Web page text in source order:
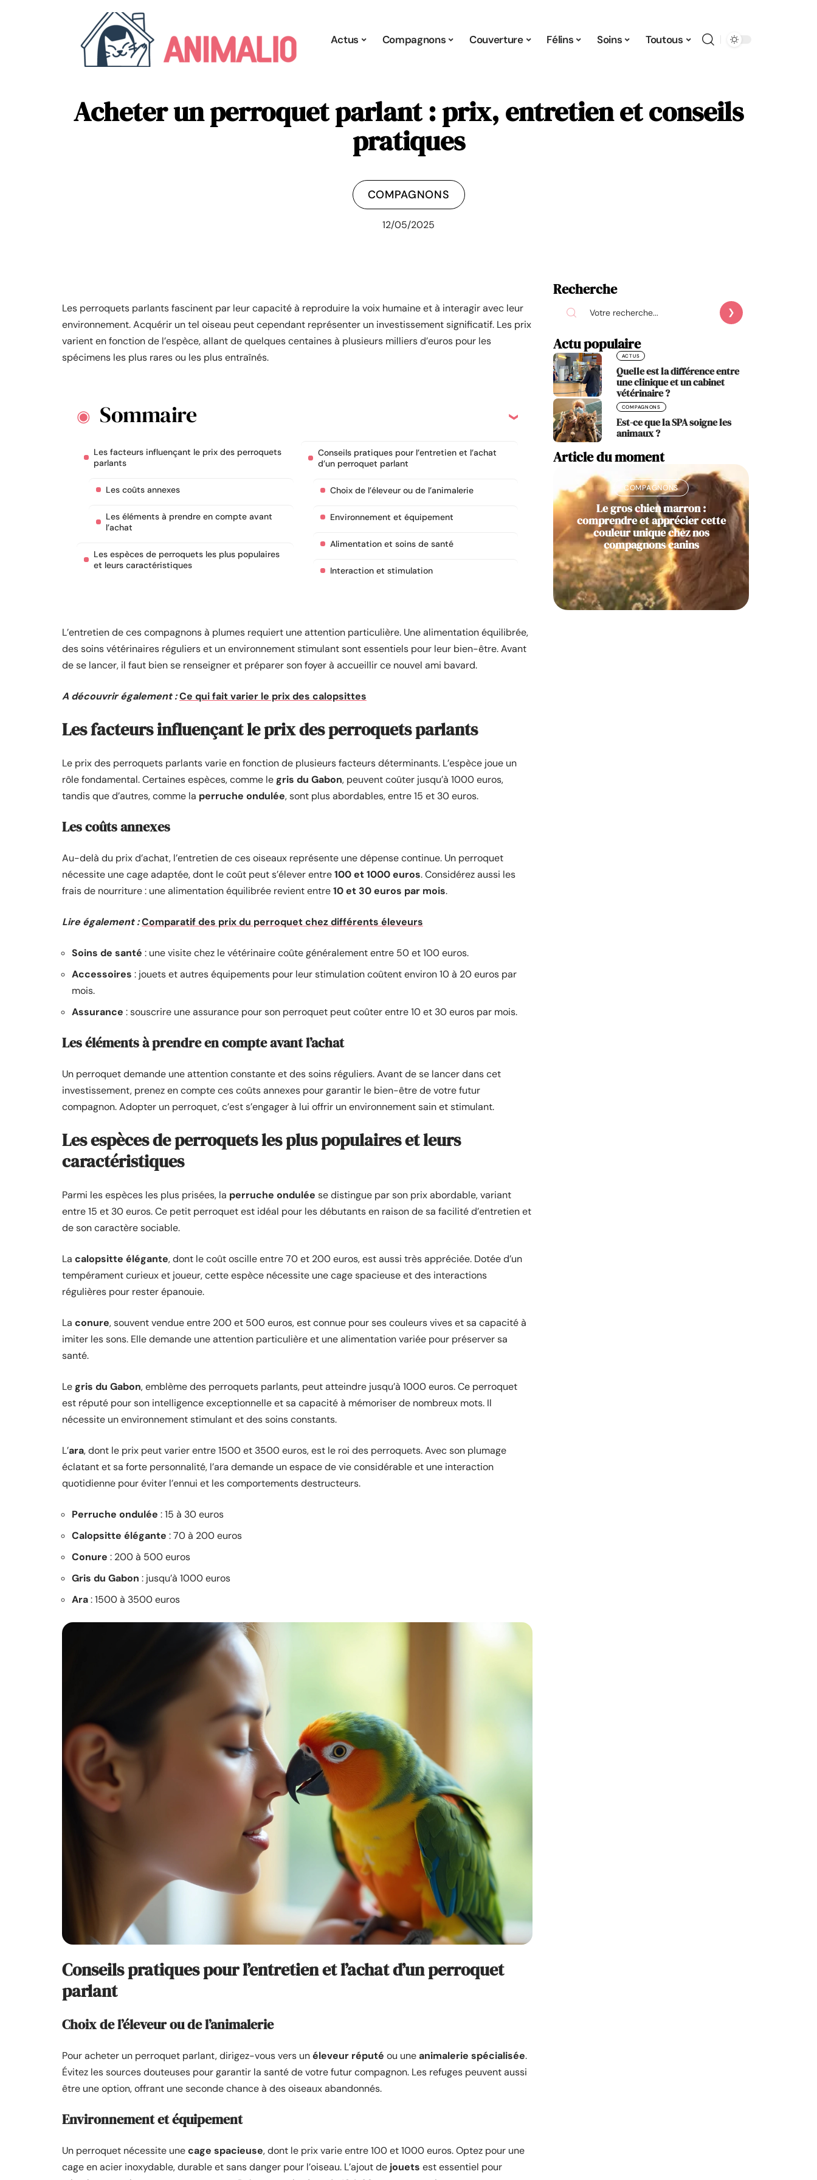
Actus Compagnons Couverture Félins Soins Toutous
Acheter un perroquet parlant : prix, entretien et conseils
pratiques
COMPAGNONS
12/05/2025
Les perroquets parlants fascinent par leur capacité à reproduire la voix humaine et à interagir avec leur
environnement. Acquérir un tel oiseau peut cependant représenter un investissement significatif. Les prix
varient en fonction de l’espèce, allant de quelques centaines à plusieurs milliers d’euros pour les
spécimens les plus rares ou les plus entraînés.
Sommaire
Les facteurs influençant le prix des perroquets
parlants
Les coûts annexes
Les éléments à prendre en compte avant
l’achat
Les espèces de perroquets les plus populaires
et leurs caractéristiques
Conseils pratiques pour l’entretien et l’achat
d’un perroquet parlant
Choix de l’éleveur ou de l’animalerie
Environnement et équipement
Alimentation et soins de santé
Interaction et stimulation
L’entretien de ces compagnons à plumes requiert une attention particulière. Une alimentation équilibrée,
des soins vétérinaires réguliers et un environnement stimulant sont essentiels pour leur bien-être. Avant
de se lancer, il faut bien se renseigner et préparer son foyer à accueillir ce nouvel ami bavard.
A découvrir également :Ce qui fait varier le prix des calopsittes
Les facteurs influençant le prix des perroquets parlants
Le prix des perroquets parlants varie en fonction de plusieurs facteurs déterminants. L’espèce joue un
rôle fondamental. Certaines espèces, comme legris du Gabon, peuvent coûter jusqu’à 1000 euros,
tandis que d’autres, comme la perruche ondulée, sont plus abordables, entre 15 et 30 euros.
Les coûts annexes
Au-delà du prix d’achat, l’entretien de ces oiseaux représente une dépense continue. Un perroquet
nécessite une cage adaptée, dont le coût peut s’élever entre100 et 1000 euros. Considérez aussi les
frais de nourriture : une alimentation équilibrée revient entre10 et 30 euros par mois.
Lire également :Comparatif des prix du perroquet chez différents éleveurs
Soins de santé : une visite chez le vétérinaire coûte généralement entre 50 et 100 euros.
Accessoires : jouets et autres équipements pour leur stimulation coûtent environ 10 à 20 euros par
mois.
Assurance : souscrire une assurance pour son perroquet peut coûter entre 10 et 30 euros par mois.
Les éléments à prendre en compte avant l’achat
Un perroquet demande une attention constante et des soins réguliers. Avant de se lancer dans cet
investissement, prenez en compte ces coûts annexes pour garantir le bien-être de votre futur
compagnon. Adopter un perroquet, c’est s’engager à lui offrir un environnement sain et stimulant.
Les espèces de perroquets les plus populaires et leurs
caractéristiques
Parmi les espèces les plus prisées, la perruche ondulée se distingue par son prix abordable, variant
entre 15 et 30 euros. Ce petit perroquet est idéal pour les débutants en raison de sa facilité d’entretien et
de son caractère sociable.
La calopsitte élégante, dont le coût oscille entre 70 et 200 euros, est aussi très appréciée. Dotée d’un
tempérament curieux et joueur, cette espèce nécessite une cage spacieuse et des interactions
régulières pour rester épanouie.
La conure, souvent vendue entre 200 et 500 euros, est connue pour ses couleurs vives et sa capacité à
imiter les sons. Elle demande une attention particulière et une alimentation variée pour préserver sa
santé.
Legris du Gabon, emblème des perroquets parlants, peut atteindre jusqu’à 1000 euros. Ce perroquet
est réputé pour son intelligence exceptionnelle et sa capacité à mémoriser de nombreux mots. Il
nécessite un environnement stimulant et des soins constants.
L’ara, dont le prix peut varier entre 1500 et 3500 euros, est le roi des perroquets. Avec son plumage
éclatant et sa forte personnalité, l’ara demande un espace de vie considérable et une interaction
quotidienne pour éviter l’ennui et les comportements destructeurs.
Perruche ondulée : 15 à 30 euros
Calopsitte élégante : 70 à 200 euros
Conure : 200 à 500 euros
Gris du Gabon : jusqu’à 1000 euros
Ara: 1500 à 3500 euros
Conseils pratiques pour l’entretien et l’achat d’un perroquet
parlant
Choix de l’éleveur ou de l’animalerie
Pour acheter un perroquet parlant, dirigez-vous vers unéleveur réputé ou uneanimalerie spécialisée.
Évitez les sources douteuses pour garantir la santé de votre futur compagnon. Les refuges peuvent aussi
être une option, offrant une seconde chance à des oiseaux abandonnés.
Environnement et équipement
Un perroquet nécessite unecage spacieuse, dont le prix varie entre 100 et 1000 euros. Optez pour une
cage en acier inoxydable, durable et sans danger pour l’oiseau. L’ajout de jouets est essentiel pour
Recherche
Actu populaire
ACTUS
Quelle est la différence entre
une clinique et un cabinet
vétérinaire ?
COMPAGNONS
Est-ce que la SPA soigne les
animaux ?
Article du moment
COMPAGNONS
Le gros chien marron :
comprendre et apprécier cette
couleur unique chez nos
compagnons canins